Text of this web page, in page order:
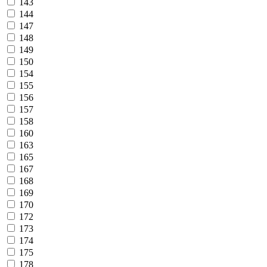
144
147
148
149
150
154
155
156
157
158
160
163
165
167
168
169
170
172
173
174
175
178